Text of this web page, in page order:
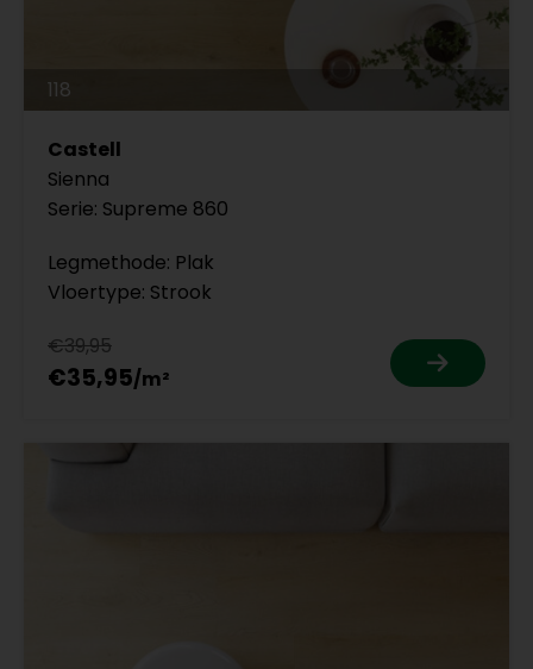
118
Castell
Sienna
Serie: Supreme 860
Legmethode: Plak
Vloertype: Strook
€39,95
€35,95